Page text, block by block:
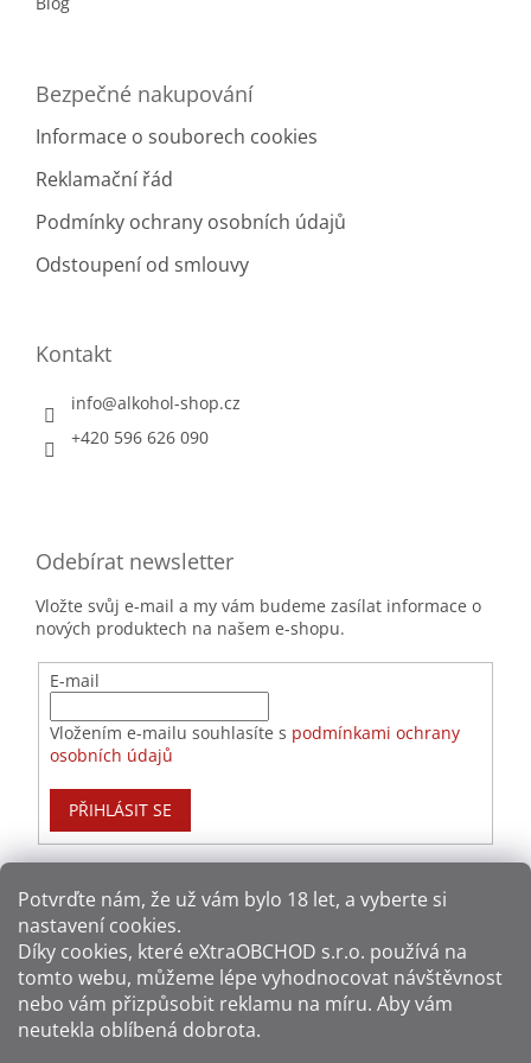
Potvrďte nám​​, že už vám bylo 18 let, a vyberte si
nastavení cookies.
Díky cookies, které eXtraOBCHOD s.r.o. používá na
tomto webu, můžeme lépe vyhodnocovat návštěvnost
nebo vám přizpůsobit reklamu na míru. Aby vám
neutekla oblíbená dobrota.
Bezpečné nakupování
Informace o souborech cookies
Reklamační řád
Podmínky ochrany osobních údajů
Odstoupení od smlouvy
Kontakt
info@alkohol-shop.cz
+420 596 626 090
Odebírat newsletter
Vložte svůj e-mail a my vám budeme zasílat informace o
nových produktech na našem e-shopu.
E-mail
Vložením e-mailu souhlasíte s podmínkami ochrany
osobních údajů
PŘIHLÁSIT SE
Způsoby dopravy: